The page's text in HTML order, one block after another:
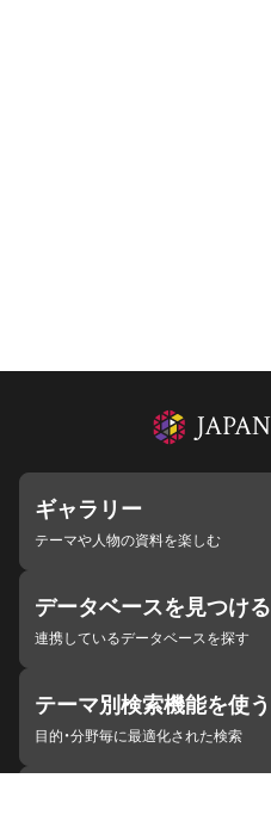
ギャラリー
テーマや人物の資料を楽しむ
データベースを見つける
連携しているデータベースを探す
テーマ別検索機能を使う
目的・分野毎に最適化された検索